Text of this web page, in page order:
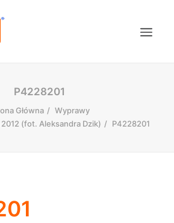
P4228201
Główna
Wyprawy
(fot. Aleksandra Dzik)
P4228201